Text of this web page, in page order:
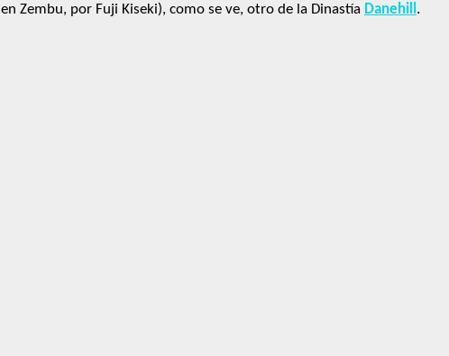
en Zembu, por Fuji Kiseki), como se ve, otro de la Dinastía Danehill .